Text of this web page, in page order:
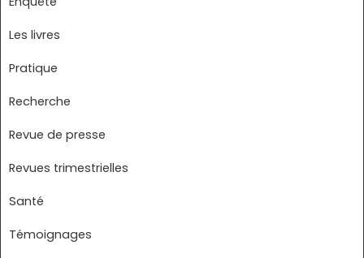
Les livres
Pratique
Recherche
Revue de presse
Revues trimestrielles
Santé
Témoignages